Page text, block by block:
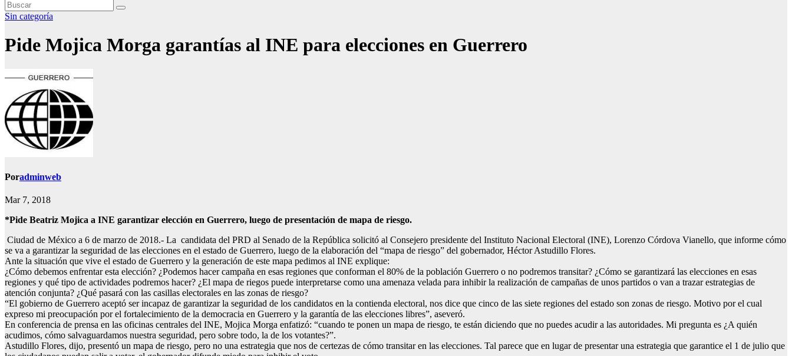
Sin categoría
Pide Mojica Morga garantías al INE para elecciones en Guerrero
Poradminweb
Mar 7, 2018
*Pide Beatriz Mojica a INE garantizar elección en Guerrero, luego de presentación de mapa de riesgo.
Ciudad de México a 6 de marzo de 2018.- La candidata del PRD al Senado de la República solicitó al Consejero presidente del Instituto Nacional Electoral (INE), Lorenzo Córdova Vianello, que informe cómo
se va a garantizar la seguridad de las elecciones en el estado de Guerrero, luego de la elaboración del “mapa de riesgo” del gobernador, Héctor Astudillo Flores.
Ante la situación que vive el estado de Guerrero y la generación de este mapa pedimos al INE explique:
¿Cómo debemos enfrentar esta elección? ¿Podemos hacer campaña en esas regiones que conforman el 80% de la población Guerrero o no podremos transitar? ¿Cómo se garantizará las elecciones en esas
regiones y qué tipo de actividades podremos hacer? ¿El mapa de riegos puede interpretarse como una amenaza velada para inhibir la realización de campañas de unos partidos o van a trazar estrategias de
atención conjunta? ¿Qué pasará con las casillas electorales en las zonas de riesgo?
“El gobierno de Guerrero aceptó ser incapaz de garantizar la seguridad de los candidatos en la contienda electoral, nos dice que cinco de las siete regiones del estado son zonas de riesgo. Motivo por el cual
expreso mi preocupación por el fortalecimiento de la democracia en Guerrero y la garantía de las elecciones libres”, aseveró.
En conferencia de prensa en las oficinas centrales del INE, Mojica Morga enfatizó: “cuando te ponen un mapa de riesgo, te están diciendo que no puedes acudir a las autoridades. Mi pregunta es ¿A quién
acudimos, cómo salvaguardamos nuestra seguridad, pero sobre todo, la de los votantes?”.
Astudillo Flores, dijo, presentó un mapa de riesgo, pero no una estrategia que nos de certezas de cómo transitar en las elecciones. Tal parece que en lugar de presentar una estrategia que garantice el 1 de julio que